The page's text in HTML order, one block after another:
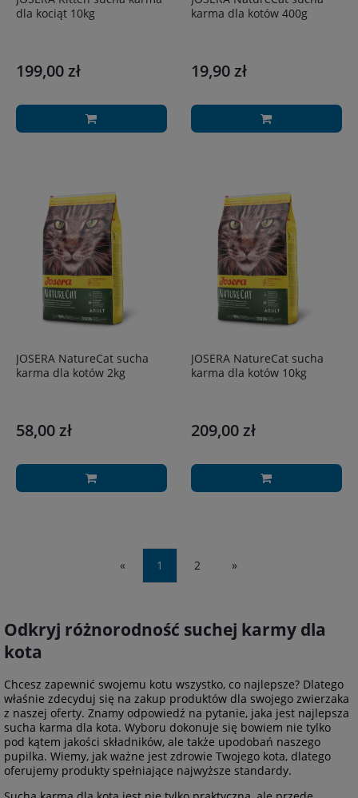
dla kociąt 10kg
199,00 zł
karma dla kotów 400g
19,90 zł
JOSERA NatureCat sucha
karma dla kotów 2kg
58,00 zł
JOSERA NatureCat sucha
karma dla kotów 10kg
209,00 zł
« 1 2 »
Odkryj różnorodność suchej karmy dla
kota
Chcesz zapewnić swojemu kotu wszystko, co najlepsze? Dlatego
właśnie zdecyduj się na zakup produktów dla swojego zwierzaka
z naszej oferty. Znamy odpowiedź na pytanie, jaka jest najlepsza
sucha karma dla kota. Wyboru dokonuje się bowiem nie tylko
pod kątem jakości składników, ale także upodobań naszego
pupilka. Wiemy, jak ważne jest zdrowie Twojego kota, dlatego
oferujemy produkty spełniające najwyższe standardy.